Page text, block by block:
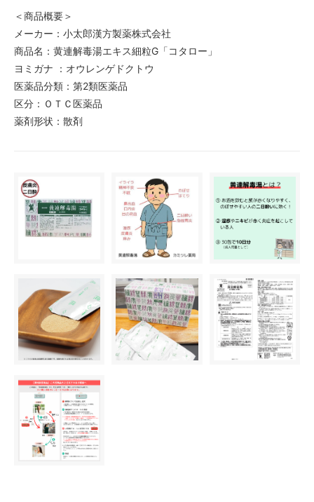
＜商品概要＞
メーカー：小太郎漢方製薬株式会社
商品名：黄連解毒湯エキス細粒G「コタロー」
ヨミガナ ：オウレンゲドクトウ
医薬品分類：第2類医薬品
区分：ＯＴＣ医薬品
薬剤形状：散剤